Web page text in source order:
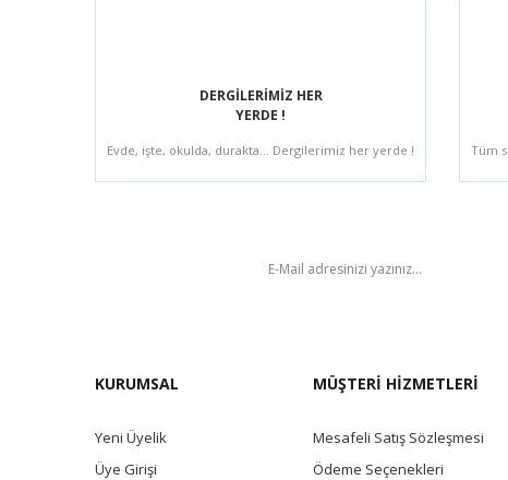
DERGİLERİMİZ HER
YERDE !
Evde, işte, okulda, durakta... Dergilerimiz her yerde ! Tüm
KURUMSAL
Yeni Üyelik
Üye Girişi
MÜŞTERİ HİZMETLERİ
Mesafeli Satış Sözleşmesi
Ödeme Seçenekleri